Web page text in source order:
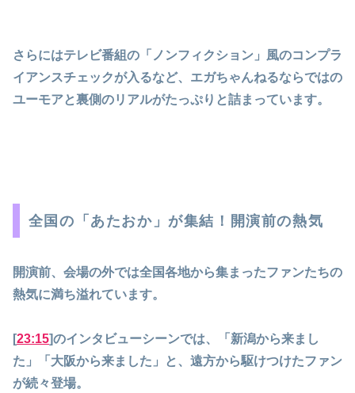
さらにはテレビ番組の「ノンフィクション」風のコンプラ
イアンスチェックが入るなど、エガちゃんねるならではの
ユーモアと裏側のリアルがたっぷりと詰まっています。
全国の「あたおか」が集結！開演前の熱気
開演前、会場の外では全国各地から集まったファンたちの
熱気に満ち溢れています。
[23:15]のインタビューシーンでは、「新潟から来まし
た」「大阪から来ました」と、遠方から駆けつけたファン
が続々登場。